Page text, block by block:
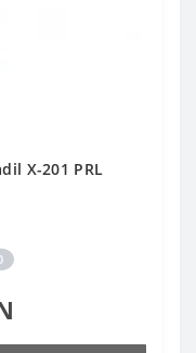
X-201 PRL